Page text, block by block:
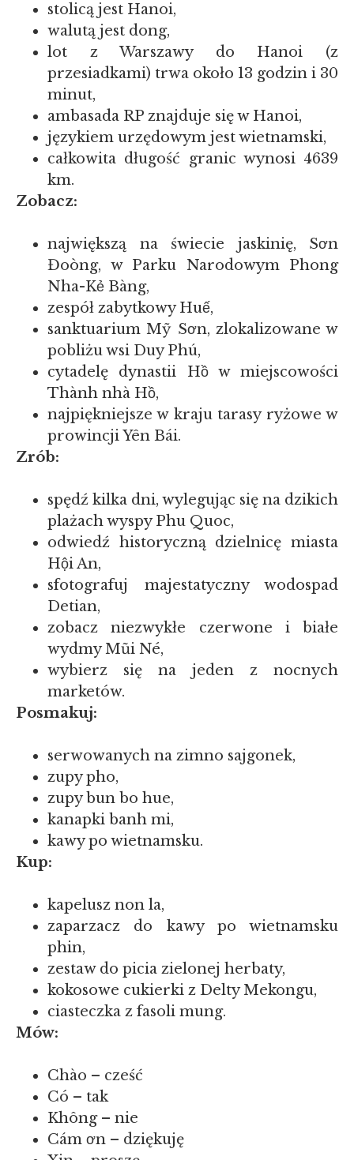
stolicą jest Hanoi,
walutą jest dong,
lot z Warszawy do Hanoi (z
przesiadkami) trwa około 13 godzin i 30
minut,
ambasada RP znajduje się w Hanoi,
językiem urzędowym jest wietnamski,
całkowita długość granic wynosi 4639
km.
Zobacz:
największą na świecie jaskinię, Sơn
Đoòng, w Parku Narodowym Phong
Nha-Kẻ Bàng,
zespół zabytkowy Huế,
sanktuarium Mỹ Sơn, zlokalizowane w
pobliżu wsi Duy Phú,
cytadelę dynastii Hồ w miejscowości
Thành nhà Hồ,
najpiękniejsze w kraju tarasy ryżowe w
prowincji Yên Bái.
Zrób:
spędź kilka dni, wylegując się na dzikich
plażach wyspy Phu Quoc,
odwiedź historyczną dzielnicę miasta
Hội An,
sfotografuj majestatyczny wodospad
Detian,
zobacz niezwykłe czerwone i białe
wydmy Mũi Né,
wybierz się na jeden z nocnych
marketów.
Posmakuj:
serwowanych na zimno sajgonek,
zupy pho,
zupy bun bo hue,
kanapki banh mi,
kawy po wietnamsku.
Kup:
kapelusz non la,
zaparzacz do kawy po wietnamsku
phin,
zestaw do picia zielonej herbaty,
kokosowe cukierki z Delty Mekongu,
ciasteczka z fasoli mung.
Mów:
Chào – cześć
Có – tak
Không – nie
Cám ơn – dziękuję